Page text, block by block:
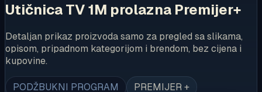
Utičnica TV 1M prolazna Premijer+
Detaljan prikaz proizvoda samo za pregled sa slikama,
opisom, pripadnom kategorijom i brendom, bez cijena i
kupovine.
PODŽBUKNI PROGRAM PREMIJER +